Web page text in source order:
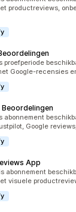
productreviews,
proefperiode
Google-recensies
abonnement
Google
App
abonnement
visuele